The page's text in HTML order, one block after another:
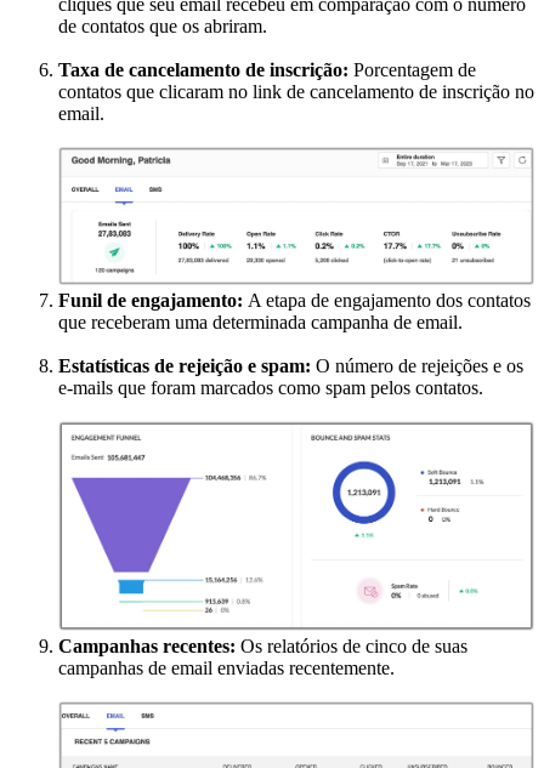
cliques que seu email recebeu em comparação com o número
de contatos que os abriram.
Taxa de cancelamento de inscrição: Porcentagem de
contatos que clicaram no link de cancelamento de inscrição no
email.
Funil de engajamento: A etapa de engajamento dos contatos
que receberam uma determinada campanha de email.
Estatísticas de rejeição e spam: O número de rejeições e os
e-mails que foram marcados como spam pelos contatos.
Campanhas recentes: Os relatórios de cinco de suas
campanhas de email enviadas recentemente.